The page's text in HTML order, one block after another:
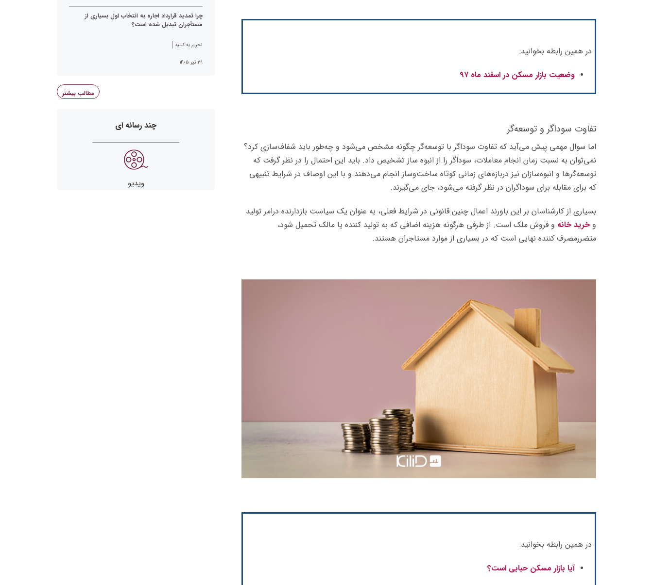
در همین رابطه بخوانید:
وضعیت بازار مسکن در اسفند ماه ۹۷
تفاوت سوداگر و توسعه‌گر
اما سوال مهمی پیش می‌آید که تفاوت سوداگر با توسعه‌گر چگونه مشخص می‌شود و چه‌طور باید شفاف‌سازی کرد؟
نمی‌توان به نسبت زمان انجام معاملات، سوداگر را از انبوه ساز تشخیص داد. باید این احتمال را در نظر گرفت که
توسعه‌گرها و انبوه‌سازان نیز دربازه‌های زمانی کوتاه ساخت‌وساز انجام می‌دهند و با این اوصاف در شرایط تنبیهی
که برای مقابله برای سوداگران در نظر گرفته می‌­شود، جای می‌گیرند.
بسیاری از کارشناسان بر این باورند اعمال چنین قانونی در شرایط فعلی، به عنوان یک سیاست بازدارنده درامر تولید
و خرید خانه و فروش ملک است. از طرفی هرگونه هزینه اضافی که به تولید کننده یا مالک تحمیل شود،
متضررمصرف کننده نهایی است که در بسیاری از موارد مستاجران هستند.
در همین رابطه بخوانید:
آیا بازار مسکن حبابی است؟
چرا تمدید قرارداد اجاره به انتخاب اول بسیاری از
مستأجران تبدیل شده است؟
تحریریه کیلید
۲۹ تیر ۱۴۰۵
مطالب بیشتر
چند رسانه ای
ویدیو